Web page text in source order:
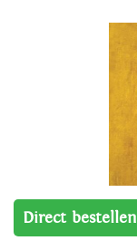
Direct bestellen